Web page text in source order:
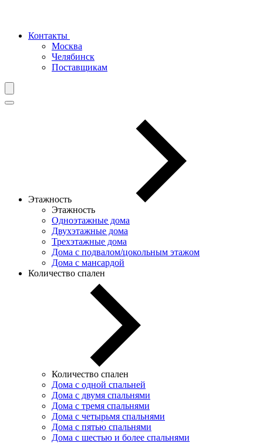
Контакты
Москва
Челябинск
Поставщикам
Этажность
Этажность
Одноэтажные дома
Двухэтажные дома
Трехэтажные дома
Дома с подвалом/цокольным этажом
Дома с мансардой
Количество спален
Количество спален
Дома с одной спальней
Дома с двумя спальнями
Дома с тремя спальнями
Дома с четырьмя спальнями
Дома с пятью спальнями
Дома с шестью и более спальнями